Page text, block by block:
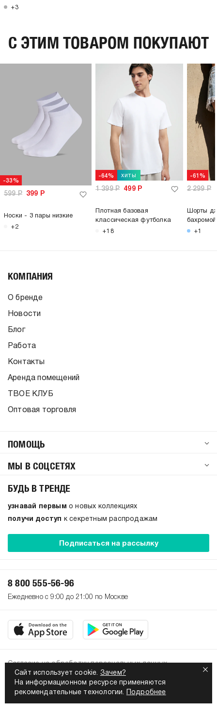
+3
C ЭТИМ ТОВАРОМ ПОКУПАЮТ
-33%
599Р 399 Р
Носки - 3 пары низкие
+2
-64% хиты
1 399Р 499Р
Плотная базовая
классическая футболка
+18
-61%
2 299Р
Шорты
бахромой
+1
Сайт использует cookie. Зачем?
На информационном ресурсе применяются
рекомендательные технологии.
Подробнее
КОМПАНИЯ
О бренде
Новости
Блог
Работа
Контакты
Аренда помещений
ТВОЕ КЛУБ
Оптовая торговля
ПОМОЩЬ
МЫ В СОЦСЕТЯХ
БУДЬ В ТРЕНДЕ
узнавай первым о новых коллекциях
получи доступ к секретным распродажам
Подписаться на рассылку
8 800 555-56-96
Ежедневно с 9:00 до 21:00 по Москве
2026. Все права защищены
Политика конфиденциальности
Согласие на обработку персональных данных